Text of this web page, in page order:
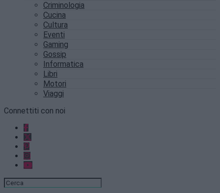
Criminologia
Cucina
Cultura
Eventi
Gaming
Gossip
Informatica
Libri
Motori
Viaggi
Connettiti con noi